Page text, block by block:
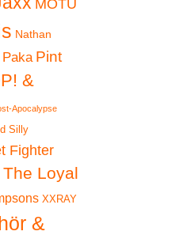
MOTU
Nathan
Pint
&
Apocalypse
Silly
Fighter
The Loyal
XXRAY
&